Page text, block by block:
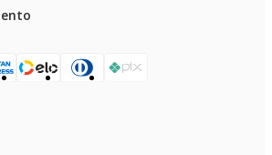
cm Mondial Super Power VSP-30-B 6 Pás 3